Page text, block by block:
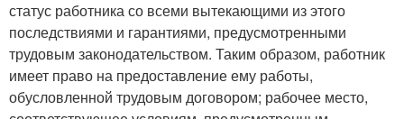
статус работника со всеми вытекающими из этого
последствиями и гарантиями, предусмотренными
трудовым законодательством. Таким образом, работник
имеет право на предоставление ему работы,
обусловленной трудовым договором; рабочее место,